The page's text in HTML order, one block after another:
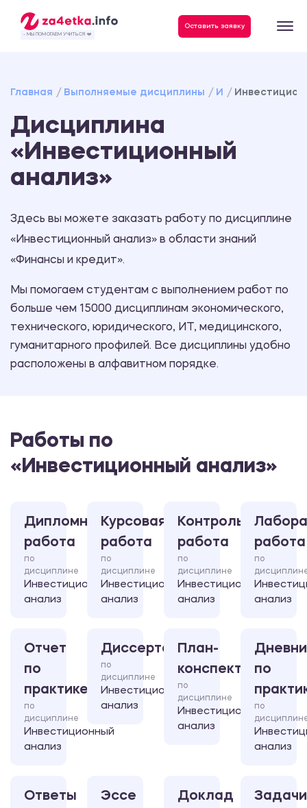
- МЫ ПОМОГАЕМ УЧИТЬСЯ ❤️
Оставить заявку
Главная Выполняемые дисциплины И
Дисциплина
«Инвестиционный
анализ»
Здесь вы можете заказать работу по дисциплине
«Инвестиционный анализ» в области знаний
«Финансы и кредит».
Мы помогаем студентам с выполнением работ по
больше чем 15000 дисциплинам экономического,
технического, юридического, ИТ, медицинского,
гуманитарного профилей. Все дисциплины удобно
расположены в алфавитном порядке.
Работы по
«Инвестиционный анализ»
Дипломная
работа
по
дисциплине
Инвестиционный
анализ
Курсовая
работа
по
дисциплине
Инвестиционный
анализ
Контрольная
работа
по
дисциплине
Инвестиционный
анализ
работа
по
анализ
Отчет
по
практике
по
дисциплине
Инвестиционный
анализ
Диссертация
по
дисциплине
Инвестиционный
анализ
План-
конспект
по
дисциплине
Инвестиционный
анализ
по
по
анализ
Ответы
Эссе Доклад Задачи